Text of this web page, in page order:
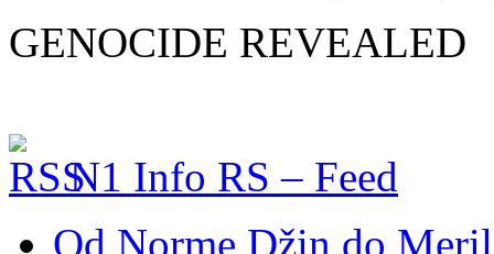
GENOCIDE REVEALED
N1 Info RS – Feed
Od Norme Džin do